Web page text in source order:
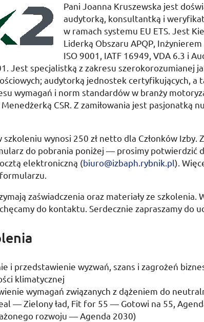
Pani Joanna Kruszewska jest
audytorką, konsultantką i
w ramach systemu EU ETS . Jest
Liderką Obszaru APQP ,
ISO 9001, IATF 16949, VDA 6.3 i
Jest specjalistką z zakresu szerokorozumianej
audytorką jednostek certyfikujących, a
wymagań i norm standardów w branży
CSR . Z zamiłowania jest pasjonatką
szkoleniu wynosi 250 zł netto dla Członków Izby.
do pobrania poniżej — prosimy potwierdzić
elektroniczną (biuro@izbaph.rybnik.pl).
zaświadczenia oraz materiały ze szkolenia.
do kontaktu. Serdecznie zapraszamy do
i przedstawienie wyzwań, szans i zagrożeń
klimatycznej
wymagań związanych z dążeniem do
— Zielony ład, Fit for 55 — Gotowi na 55,
rozwoju — Agenda 2030)